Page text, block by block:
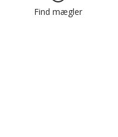
Find mægler